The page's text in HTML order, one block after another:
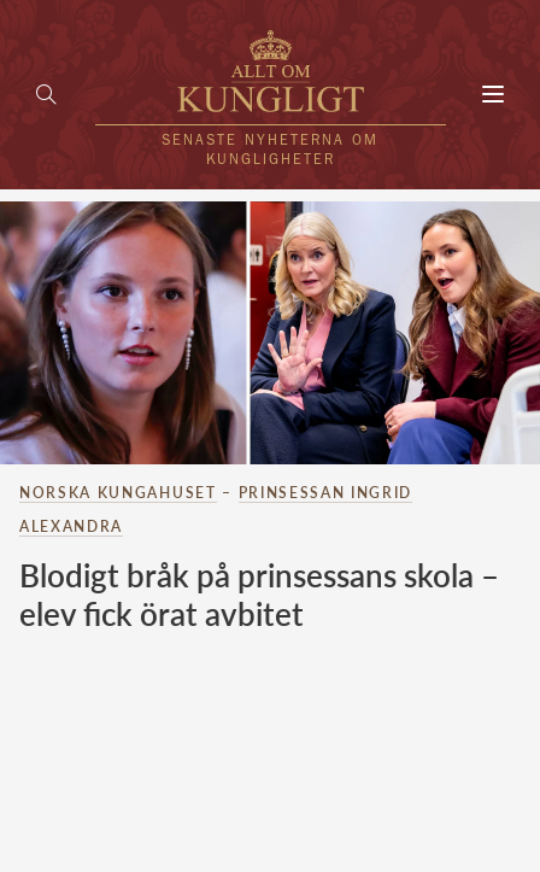
SENASTE NYHETERNA OM
KUNGLIGHETER
HEM
KUNGAFAMILJEN
UTLÄNDSKT
KÄNDISAR
VÄRLDENS KUNGAHUS
Svenska kungahuset
Norska kungahuset
Danska kungahuset
NORSKA KUNGAHUSET – PRINSESSAN INGRID
ALEXANDRA
Blodigt bråk på prinsessans skola –
elev fick örat avbitet